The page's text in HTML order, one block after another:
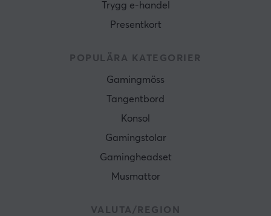
Trygg e-handel
Presentkort
POPULÄRA KATEGORIER
Gamingmöss
Tangentbord
Konsol
Gamingstolar
Gamingheadset
Musmattor
VALUTA/REGION